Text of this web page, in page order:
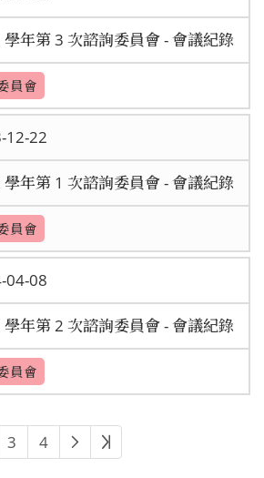
學年第 3 次諮詢委員會 - 會議紀錄
員會
12-22
學年第 1 次諮詢委員會 - 會議紀錄
員會
04-08
學年第 2 次諮詢委員會 - 會議紀錄
員會
3 4